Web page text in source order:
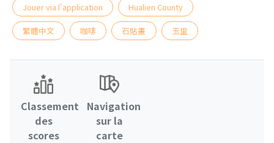
Jouer via l'application Hualien County
繁體中文 咖啡 石貼畫 玉里
Classement
des
scores
Navigation
sur la
carte